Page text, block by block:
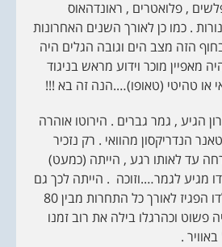
, פלואטרים , ראונדהאוס
. כמו כן לאורך השנים האחרונות
הזה מצב הים וגובה הגלים היה
מאפיין מוכר וידוע מראש בניגוד
או טהיטי (טאופו)….הנה זה בא !!!
הגיע , גמר גברים . הירוטו אוהרה
הנדריקסון מהוואי . רק נזכיר
עד לאותו רגע , הייתה (כמעט)
מגיע לגמר….וזוכה . הייתה לכך גם
סיבה טובה כיוון שטולדו הפגיז לאורך כל התחרות מבין 80
פשוט וכהרגלו בילה את רוב זמנו
.